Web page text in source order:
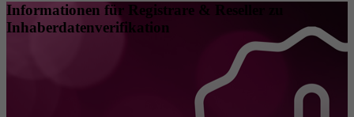
Informationen für Registrare & Reseller zu
Inhaberdatenverifikation